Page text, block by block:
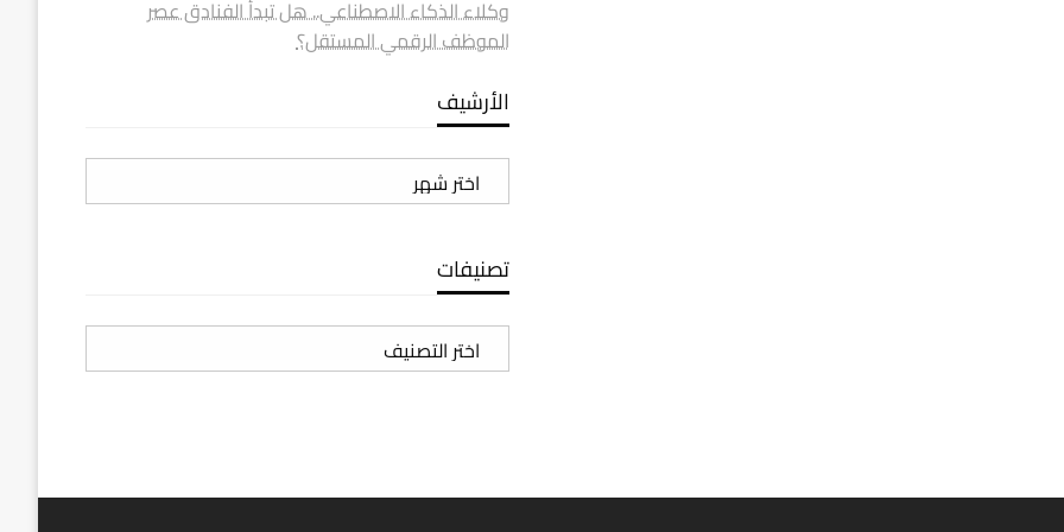
وكلاء الذكاء الاصطناعي.. هل تبدأ الفنادق عصر
الموظف الرقمي المستقل؟
الأرشيف
الأرشيف
تصنيفات
تصنيفات